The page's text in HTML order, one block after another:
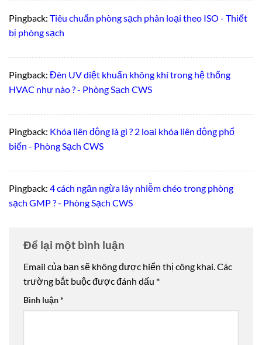
Pingback: Tiêu chuẩn phòng sạch phân loại theo ISO - Thiết
bị phòng sạch
Pingback: Đèn UV diệt khuẩn không khí trong hệ thống
HVAC như nào ? - Phòng Sạch CWS
Pingback: Khóa liên động là gì ? 2 loại khóa liên động phổ
biến - Phòng Sạch CWS
Pingback: 4 cách ngăn ngừa lây nhiễm chéo trong phòng
sạch GMP ? - Phòng Sạch CWS
Để lại một bình luận
Email của bạn sẽ không được hiển thị công khai.Các
trường bắt buộc được đánh dấu *
Bình luận*